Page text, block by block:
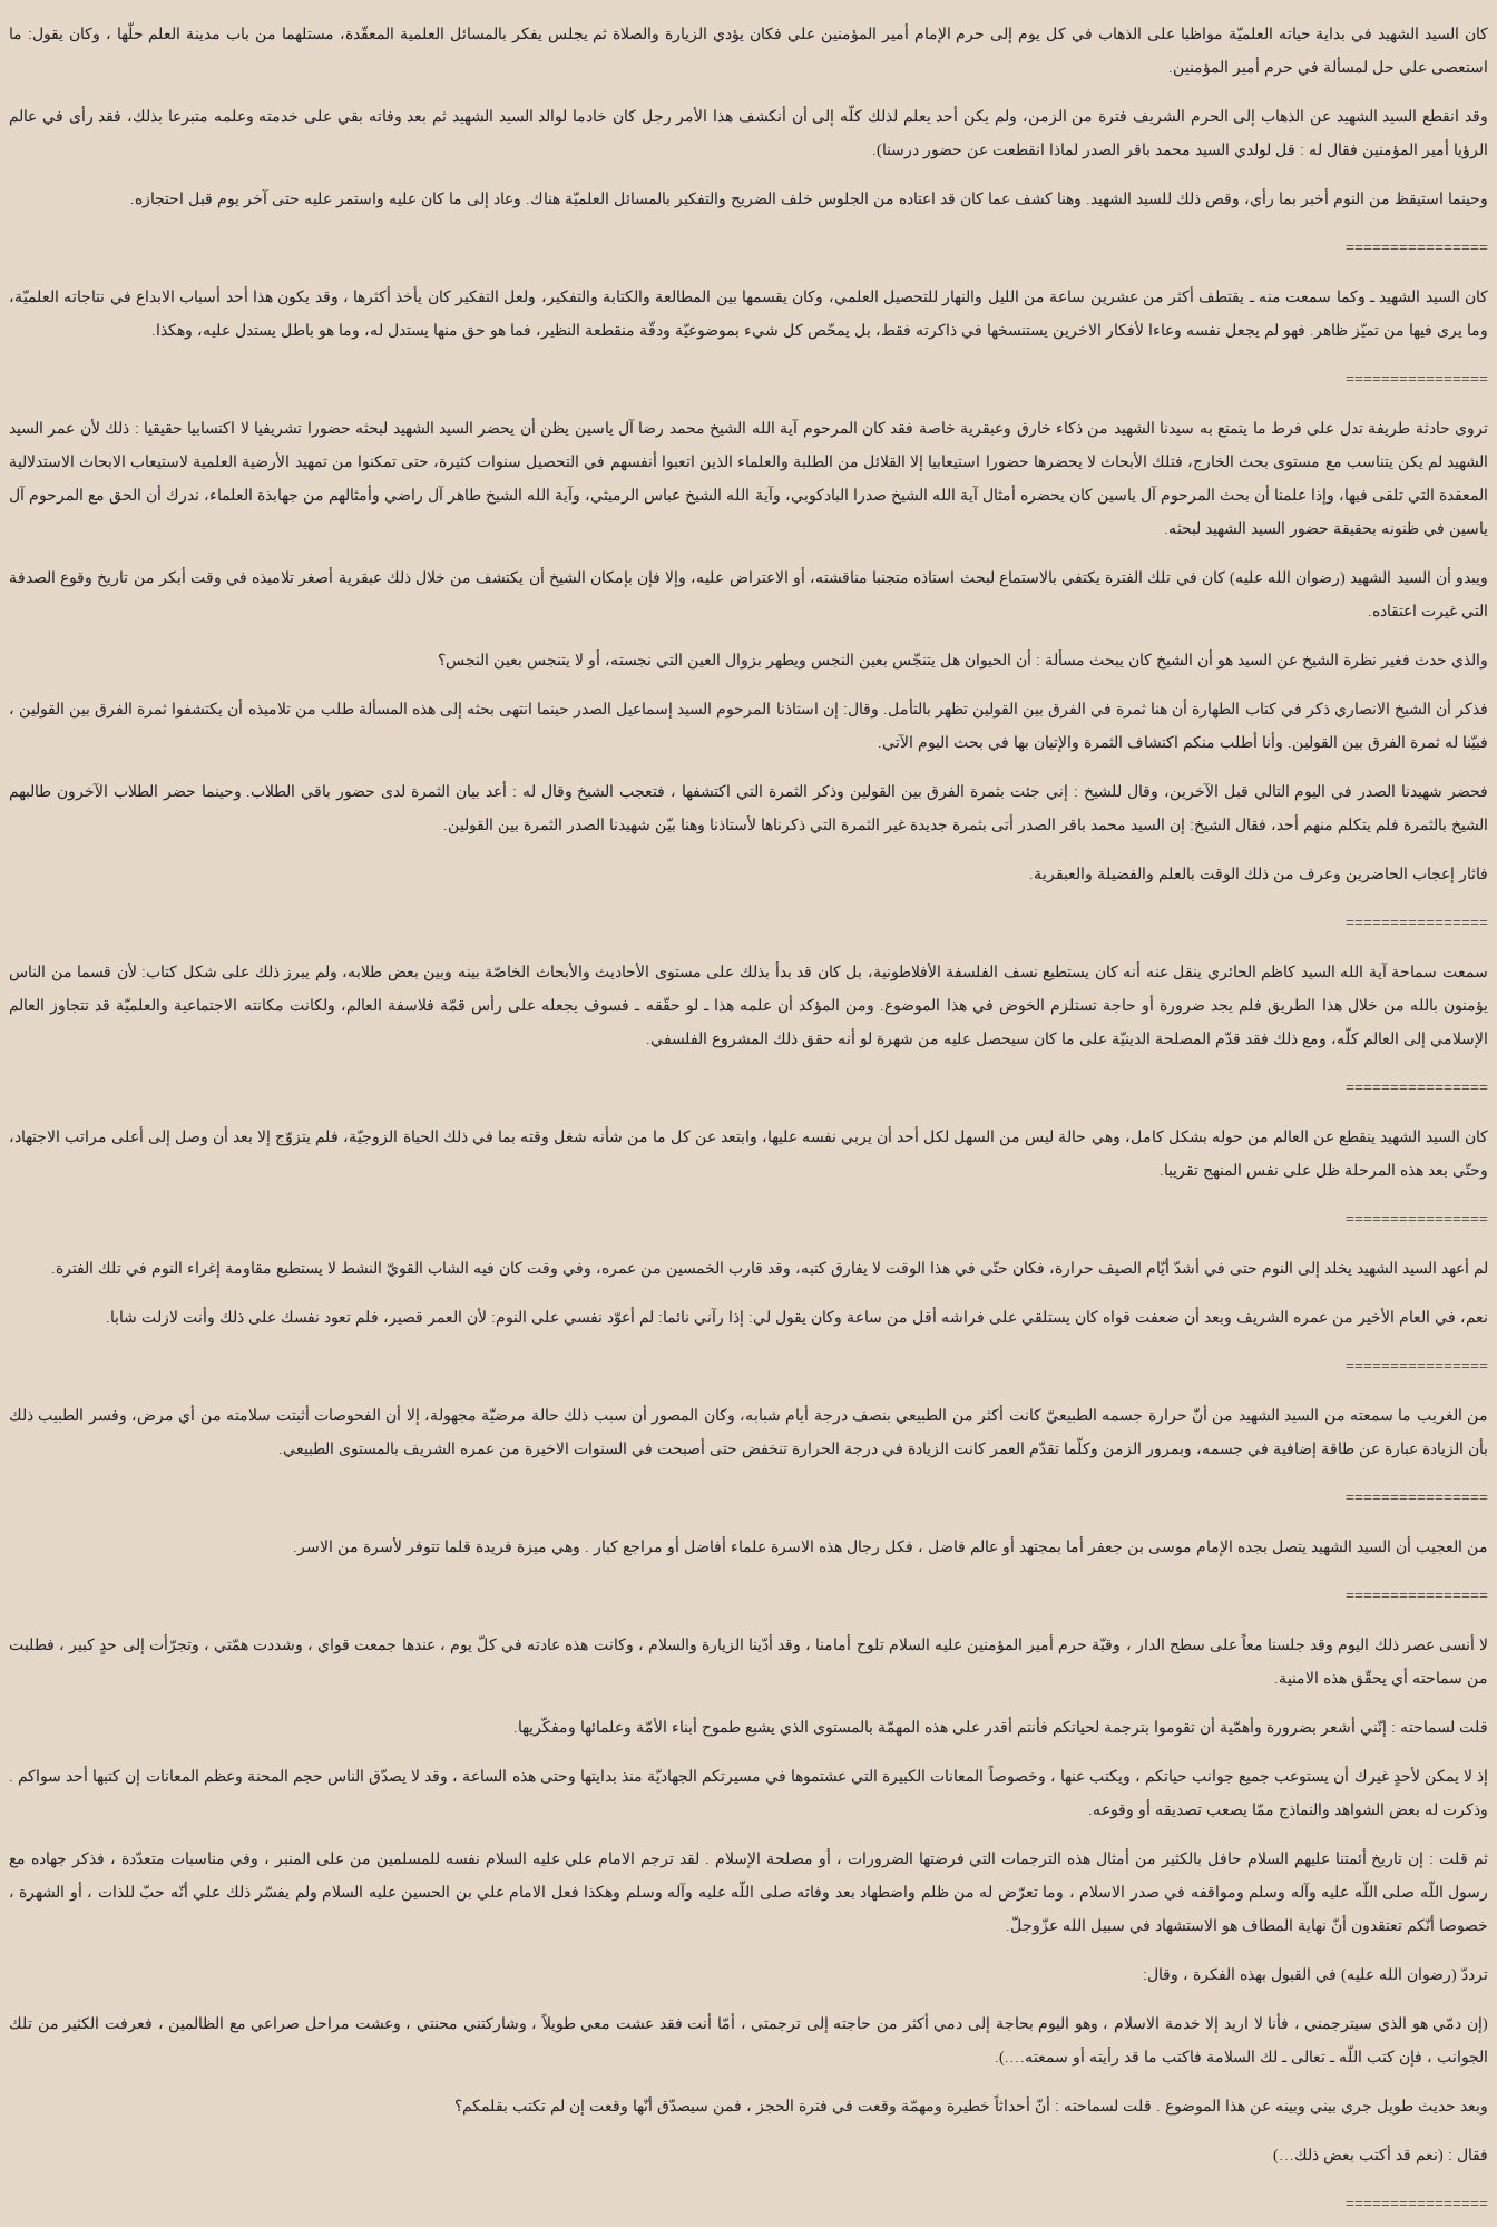
كان السيد الشهيد في بداية حياته العلميّة مواظبا على الذهاب في كل يوم إلى حرم الإمام أمير المؤمنين علي فكان يؤدي الزيارة والصلاة ثم يجلس يفكر بالمسائل العلمية المعقّدة، مستلهما من باب مدينة العلم حلّها ، وكان يقول: ما
استعصى علي حل لمسألة في حرم أمير المؤمنين.
وقد انقطع السيد الشهيد عن الذهاب إلى الحرم الشريف فترة من الزمن، ولم يكن أحد يعلم لذلك كلّه إلى أن أنكشف هذا الأمر رجل كان خادما لوالد السيد الشهيد ثم بعد وفاته بقي على خدمته وعلمه متبرعا بذلك، فقد رأى في عالم
الرؤيا أمير المؤمنين فقال له : قل لولدي السيد محمد باقر الصدر لماذا انقطعت عن حضور درسنا).
وحينما استيقظ من النوم أخبر بما رأي، وقص ذلك للسيد الشهيد. وهنا كشف عما كان قد اعتاده من الجلوس خلف الضريح والتفكير بالمسائل العلميّة هناك. وعاد إلى ما كان عليه واستمر عليه حتى آخر يوم قبل احتجازه.
================
كان السيد الشهيد ـ وكما سمعت منه ـ يقتطف أكثر من عشرين ساعة من الليل والنهار للتحصيل العلمي، وكان يقسمها بين المطالعة والكتابة والتفكير، ولعل التفكير كان يأخذ أكثرها ، وقد يكون هذا أحد أسباب الابداع في نتاجاته العلميّة،
وما يرى فيها من تميّز ظاهر. فهو لم يجعل نفسه وعاءا لأفكار الاخرين يستنسخها في ذاكرته فقط، بل يمحّص كل شيء بموضوعيّة ودقّة منقطعة النظير، فما هو حق منها يستدل له، وما هو باطل يستدل عليه، وهكذا.
================
تروى حادثة طريفة تدل على فرط ما يتمتع به سيدنا الشهيد من ذكاء خارق وعبقرية خاصة فقد كان المرحوم آية الله الشيخ محمد رضا آل ياسين يظن أن يحضر السيد الشهيد لبحثه حضورا تشريفيا لا اكتسابيا حقيقيا : ذلك لأن عمر السيد
الشهيد لم يكن يتناسب مع مستوى بحث الخارج، فتلك الأبحاث لا يحضرها حضورا استيعابيا إلا القلائل من الطلبة والعلماء الذين اتعبوا أنفسهم في التحصيل سنوات كثيرة، حتى تمكنوا من تمهيد الأرضية العلمية لاستيعاب الابحاث الاستدلالية
المعقدة التي تلقى فيها، وإذا علمنا أن بحث المرحوم آل ياسين كان يحضره أمثال آية الله الشيخ صدرا البادكوبي، وآية الله الشيخ عباس الرميثي، وآية الله الشيخ طاهر آل راضي وأمثالهم من جهابذة العلماء، ندرك أن الحق مع المرحوم آل
ياسين في ظنونه بحقيقة حضور السيد الشهيد لبحثه.
ويبدو أن السيد الشهيد (رضوان الله عليه) كان في تلك الفترة يكتفي بالاستماع لبحث استاذه متجنبا مناقشته، أو الاعتراض عليه، وإلا فإن بإمكان الشيخ أن يكتشف من خلال ذلك عبقرية أصغر تلاميذه في وقت أبكر من تاريخ وقوع الصدفة
التي غيرت اعتقاده.
والذي حدث فغير نظرة الشيخ عن السيد هو أن الشيخ كان يبحث مسألة : أن الحيوان هل يتنجّس بعين النجس ويطهر بزوال العين التي نجسته، أو لا يتنجس بعين النجس؟
فذكر أن الشيخ الانصاري ذكر في كتاب الطهارة أن هنا ثمرة في الفرق بين القولين تظهر بالتأمل. وقال: إن استاذنا المرحوم السيد إسماعيل الصدر حينما انتهى بحثه إلى هذه المسألة طلب من تلاميذه أن يكتشفوا ثمرة الفرق بين القولين ،
فبيّنا له ثمرة الفرق بين القولين. وأنا أطلب منكم اكتشاف الثمرة والإتيان بها في بحث اليوم الآتي.
فحضر شهيدنا الصدر في اليوم التالي قبل الآخرين، وقال للشيخ : إني جئت بثمرة الفرق بين القولين وذكر الثمرة التي اكتشفها ، فتعجب الشيخ وقال له : أعد بيان الثمرة لدى حضور باقي الطلاب. وحينما حضر الطلاب الآخرون طالبهم
الشيخ بالثمرة فلم يتكلم منهم أحد، فقال الشيخ: إن السيد محمد باقر الصدر أتى بثمرة جديدة غير الثمرة التي ذكرناها لأستاذنا وهنا بيّن شهيدنا الصدر الثمرة بين القولين.
فاثار إعجاب الحاضرين وعرف من ذلك الوقت بالعلم والفضيلة والعبقرية.
================
سمعت سماحة آية الله السيد كاظم الحائري ينقل عنه أنه كان يستطيع نسف الفلسفة الأفلاطونية، بل كان قد بدأ بذلك على مستوى الأحاديث والأبحاث الخاصّة بينه وبين بعض طلابه، ولم يبرز ذلك على شكل كتاب: لأن قسما من الناس
يؤمنون بالله من خلال هذا الطريق فلم يجد ضرورة أو حاجة تستلزم الخوض في هذا الموضوع. ومن المؤكد أن علمه هذا ـ لو حقّقه ـ فسوف يجعله على رأس قمّة فلاسفة العالم، ولكانت مكانته الاجتماعية والعلميّة قد تتجاوز العالم
الإسلامي إلى العالم كلّه، ومع ذلك فقد قدّم المصلحة الدينيّة على ما كان سيحصل عليه من شهرة لو أنه حقق ذلك المشروع الفلسفي.
================
كان السيد الشهيد ينقطع عن العالم من حوله بشكل كامل، وهي حالة ليس من السهل لكل أحد أن يربي نفسه عليها، وابتعد عن كل ما من شأنه شغل وقته بما في ذلك الحياة الزوجيّة، فلم يتزوّج إلا بعد أن وصل إلى أعلى مراتب الاجتهاد،
وحتّى بعد هذه المرحلة ظل على نفس المنهج تقريبا.
================
لم أعهد السيد الشهيد يخلد إلى النوم حتى في أشدّ أيّام الصيف حرارة، فكان حتّى في هذا الوقت لا يفارق كتبه، وقد قارب الخمسين من عمره، وفي وقت كان فيه الشاب القويّ النشط لا يستطيع مقاومة إغراء النوم في تلك الفترة.
نعم، في العام الأخير من عمره الشريف وبعد أن ضعفت قواه كان يستلقي على فراشه أقل من ساعة وكان يقول لي: إذا رآني نائما: لم أعوّد نفسي على النوم: لأن العمر قصير، فلم تعود نفسك على ذلك وأنت لازلت شابا.
================
من الغريب ما سمعته من السيد الشهيد من أنّ حرارة جسمه الطبيعيّ كانت أكثر من الطبيعي بنصف درجة أيام شبابه، وكان المصور أن سبب ذلك حالة مرضيّة مجهولة، إلا أن الفحوصات أثبتت سلامته من أي مرض، وفسر الطبيب ذلك
بأن الزيادة عبارة عن طاقة إضافية في جسمه، وبمرور الزمن وكلّما تقدّم العمر كانت الزيادة في درجة الحرارة تنخفض حتى أصبحت في السنوات الاخيرة من عمره الشريف بالمستوى الطبيعي.
================
من العجيب أن السيد الشهيد يتصل بجده الإمام موسى بن جعفر أما بمجتهد أو عالم فاضل ، فكل رجال هذه الاسرة علماء أفاضل أو مراجع كبار . وهي ميزة فريدة قلما تتوفر لأسرة من الاسر.
================
لا أنسى عصر ذلك اليوم وقد جلسنا معاً على سطح الدار ، وقبّة حرم أمير المؤمنين عليه السلام تلوح أمامنا ، وقد أدّينا الزيارة والسلام ، وكانت هذه عادته في كلّ يوم ، عندها جمعت قواي ، وشددت همّتي ، وتجرّأت إلى حدٍ كبير ، فطلبت
من سماحته أي يحقّق هذه الامنية.
قلت لسماحته : إنّني أشعر بضرورة وأهمّية أن تقوموا بترجمة لحياتكم فأنتم أقدر على هذه المهمّة بالمستوى الذي يشبع طموح أبناء الأمّة وعلمائها ومفكّريها.
إذ لا يمكن لأحدٍ غيرك أن يستوعب جميع جوانب حياتكم ، ويكتب عنها ، وخصوصاً المعانات الكبيرة التي عشتموها في مسيرتكم الجهاديّة منذ بدايتها وحتى هذه الساعة ، وقد لا يصدّق الناس حجم المحنة وعظم المعانات إن كتبها أحد سواكم .
وذكرت له بعض الشواهد والنماذج ممّا يصعب تصديقه أو وقوعه.
ثم قلت : إن تاريخ أئمتنا عليهم السلام حافل بالكثير من أمثال هذه الترجمات التي فرضتها الضرورات ، أو مصلحة الإسلام . لقد ترجم الامام علي عليه السلام نفسه للمسلمين من على المنبر ، وفي مناسبات متعدّدة ، فذكر جهاده مع
رسول اللّه صلى اللّه عليه وآله وسلم ومواقفه في صدر الاسلام ، وما تعرّض له من ظلم واضطهاد بعد وفاته صلى اللّه عليه وآله وسلم وهكذا فعل الامام علي بن الحسين عليه السلام ولم يفسّر ذلك علي أنّه حبّ للذات ، أو الشهرة ،
خصوصا أنّكم تعتقدون أنّ نهاية المطاف هو الاستشهاد في سبيل الله عزّوجلّ.
ترددّ (رضوان الله عليه) في القبول بهذه الفكرة ، وقال:
(إن دمّي هو الذي سيترجمني ، فأنا لا اريد إلا خدمة الاسلام ، وهو اليوم بحاجة إلى دمي أكثر من حاجته إلى ترجمتي ، أمّا أنت فقد عشت معي طويلاً ، وشاركتني محنتي ، وعشت مراحل صراعي مع الظالمين ، فعرفت الكثير من تلك
الجوانب ، فإن كتب اللّه ـ تعالى ـ لك السلامة فاكتب ما قد رأيته أو سمعته….).
وبعد حديث طويل جري بيني وبينه عن هذا الموضوع . قلت لسماحته : أنّ أحداثاً خطيرة ومهمّة وقعت في فترة الحجز ، فمن سيصدّق أنّها وقعت إن لم تكتب بقلمكم؟
فقال : (نعم قد أكتب بعض ذلك…)
================